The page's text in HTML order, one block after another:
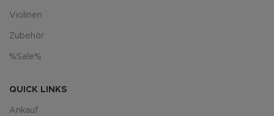
Violinen
Zubehör
%Sale%
QUICK LINKS
Ankauf